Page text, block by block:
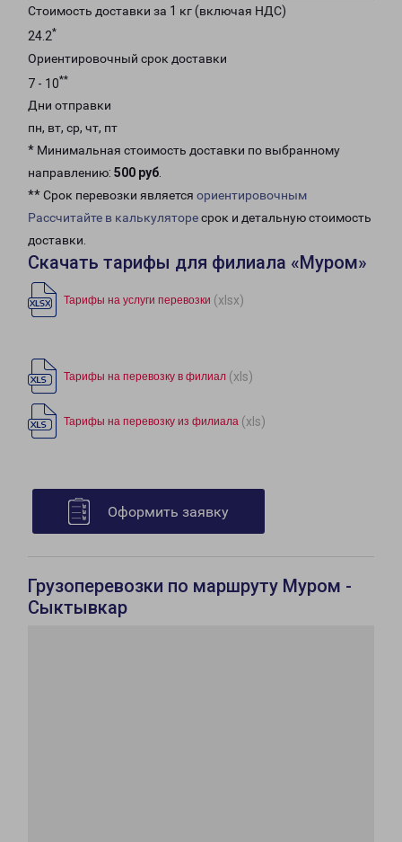
Стоимость доставки за 1 кг (включая НДС)
24.2*
Ориентировочный срок доставки
7 - 10**
Дни отправки
пн, вт, ср, чт, пт
* Минимальная стоимость доставки по выбранному
направлению: 500 руб.
** Срок перевозки является ориентировочным
Рассчитайте в калькуляторесрок и детальную стоимость
доставки.
Скачать тарифы для филиала «Муром»
Тарифы на услуги перевозки (xlsx)
Тарифы на перевозку в филиал (xls)
Тарифы на перевозку из филиала (xls)
Оформить заявку
Грузоперевозки по маршруту Муром -
Сыктывкар